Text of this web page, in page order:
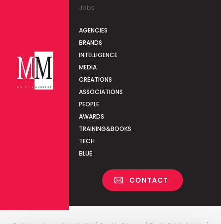
Jobs
AGENCIES
BRANDS
INTELLIGENCE
MEDIA
CREATIONS
ASSOCIATIONS
PEOPLE
AWARDS
TRAINING&BOOKS
TECH
BLUE
CONTACT